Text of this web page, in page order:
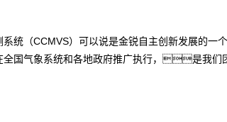
统（CCMVS）可以说是金锐自主创新发展的
国气象系统和各地政府推广执行，是我